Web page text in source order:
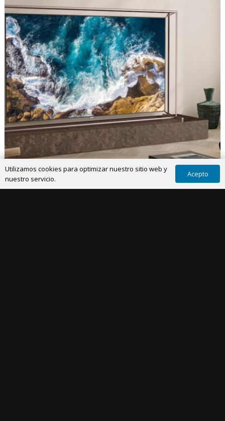
Utilizamos cookies para optimizar nuestro sitio web y
nuestro servicio.
Acepto